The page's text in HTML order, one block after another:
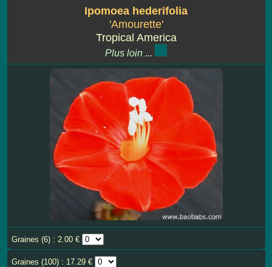
Ipomoea hederifolia
'Amourette'
Tropical America
Plus loin ...
Graines (6) : 2.00 €
Graines (100) : 17.29 €